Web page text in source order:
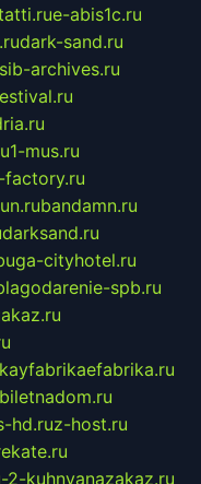
e-abis1c.ru
dark-sand.ru
sib-archives.ru
1-mus.ru
factory.ru
bandamn.ru
darksand.ru
cityhotel.ru
spb.ru
biletnadom.ru
hd.ruz-host.ru
2-kuhnyanazakaz.ru